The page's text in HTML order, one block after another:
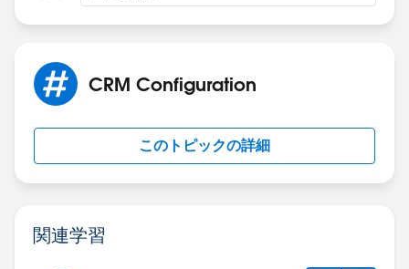
CRM Configuration
このトピックの詳細
関連学習